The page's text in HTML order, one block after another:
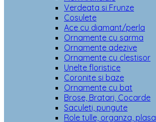
Verdeata si Frunze
Cosulete
Ace cu diamant/perla
Ornamente cu sarma
Ornamente adezive
Ornamente cu clestisor
Unelte floristice
Coronite si baze
Ornamente cu bat
Brose, Bratari, Cocarde
Saculeti, pungute
Role tulle, organza, plasa